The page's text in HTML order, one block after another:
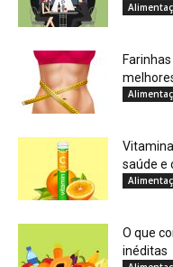
saúde e
O que
inéditas